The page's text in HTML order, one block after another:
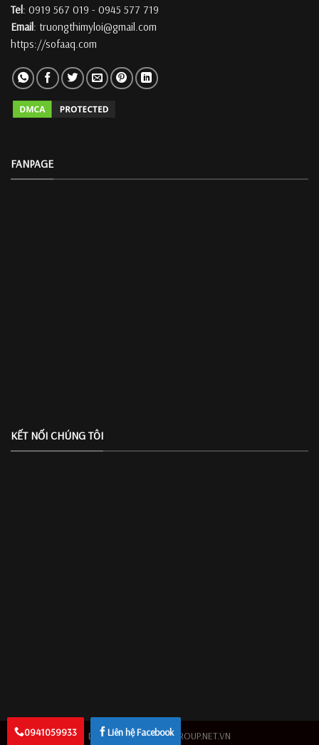
Tel: 0919 567 019 - 0945 577 719
Email: truongthimyloi@gmail.com
https://sofaaq.com
FANPAGE
KẾT NỐI CHÚNG TÔI
Design By 2026 ©AZGROUP.NET.VN
0941059933 Liên hệ Facebook